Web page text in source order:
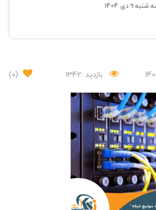
9 دی 1404
(0) بازدید :1342